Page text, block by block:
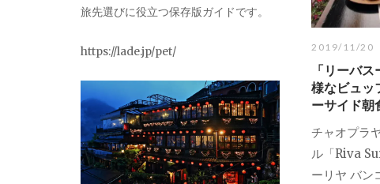
2019/11/20
「リーバ
様なビュッ
ーサイド朝
チャオプラ
ル「Riva
ーリヤ バン
旅先選びに役立つ保存版ガイドです。
https://lade.jp/pet/